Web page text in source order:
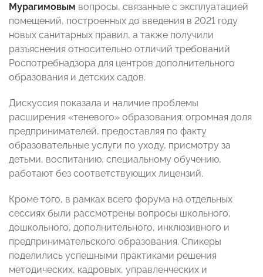
Мурагимовым вопросы, связанные с эксплуатацией
помещений, построенных до введения в 2021 году
новых санитарных правил, а также получили
разъяснения относительно отличий требований
Роспотребнадзора для центров дополнительного
образования и детских садов.
Дискуссия показала и наличие проблемы
расширения «теневого» образования: огромная доля
предпринимателей, предоставляя по факту
образовательные услуги по уходу, присмотру за
детьми, воспитанию, специальному обучению,
работают без соответствующих лицензий.
Кроме того, в рамках всего форума на отдельных
сессиях были рассмотрены вопросы школьного,
дошкольного, дополнительного, инклюзивного и
предпринимательского образования. Спикеры
поделились успешными практиками решения
методических, кадровых, управленческих и